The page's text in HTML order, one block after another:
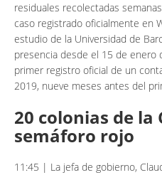
residuales recolectadas
caso registrado oficialmente en
estudio de la Universidad de
presencia desde el 15 de enero
primer registro oficial de un
2019, nueve meses antes del
20 colonias de la
semáforo rojo
11:45 | La jefa de gobierno,